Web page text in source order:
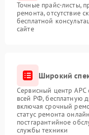
Точные прайс-листы,
ремонта, отсутствие
бесплатной
сайте
Широкий
Сервисный центр APC
всей РФ, бесплатную
включая срочный
статус ремонта
постгарантийное
службы техники